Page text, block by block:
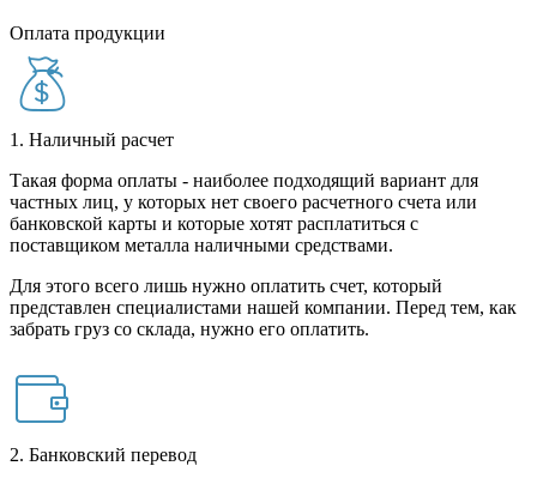
Оплата продукции
1. Наличный расчет
Такая форма оплаты - наиболее подходящий вариант для
частных лиц, у которых нет своего расчетного счета или
банковской карты и которые хотят расплатиться с
поставщиком металла наличными средствами.
Для этого всего лишь нужно оплатить счет, который
представлен специалистами нашей компании. Перед тем, как
забрать груз со склада, нужно его оплатить.
2. Банковский перевод